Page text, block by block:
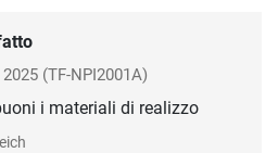
(TF-NPI2001A)
i materiali di realizzo